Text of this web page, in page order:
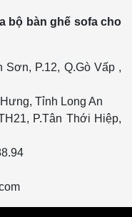
bộ bàn ghế sofa cho
Sơn, P.12, Q.Gò Vấp ,
Tỉnh Long An
P.Tân Thới Hiệp,